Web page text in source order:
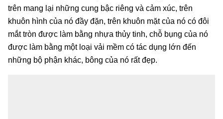
trên mang lại những cung bậc riêng và cảm xúc, trên
khuôn hình của nó đầy đặn, trên khuôn mặt của nó có đôi
mắt tròn được làm bằng nhựa thủy tinh, chỗ bụng của nó
được làm bằng một loại vải mềm có tác dụng lớn đến
những bộ phận khác, bông của nó rất đẹp.